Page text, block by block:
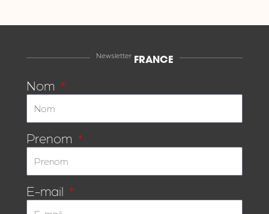
Newsletter
FRANCE
Nom
Prenom
E-mail